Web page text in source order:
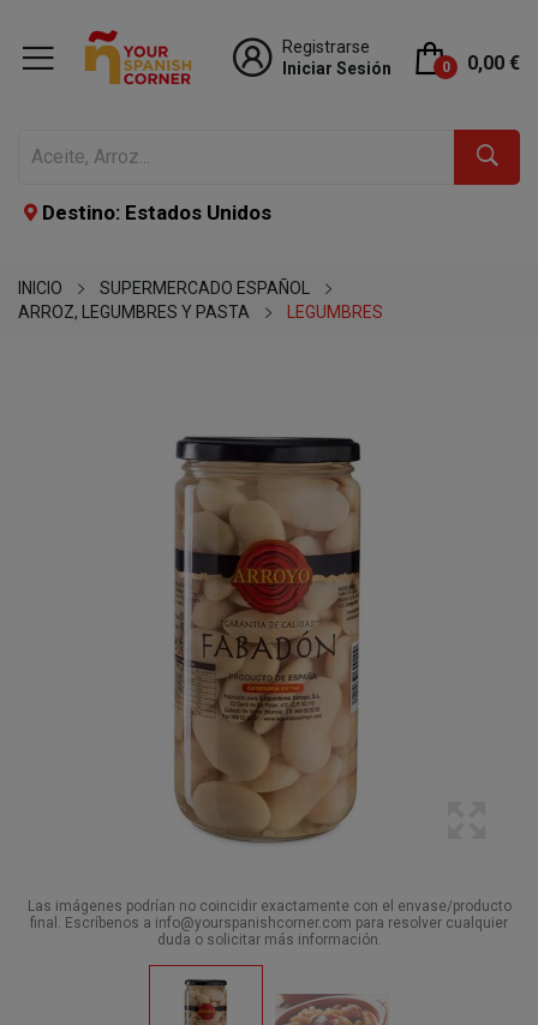
Registrarse
Iniciar Sesión
0 0,00 €
Destino: Estados Unidos
INICIO
SUPERMERCADO ESPAÑOL
ARROZ, LEGUMBRES Y PASTA
LEGUMBRES
Las imágenes podrían no coincidir exactamente con el envase/producto
final. Escríbenos a info@yourspanishcorner.com para resolver cualquier
duda o solicitar más información.